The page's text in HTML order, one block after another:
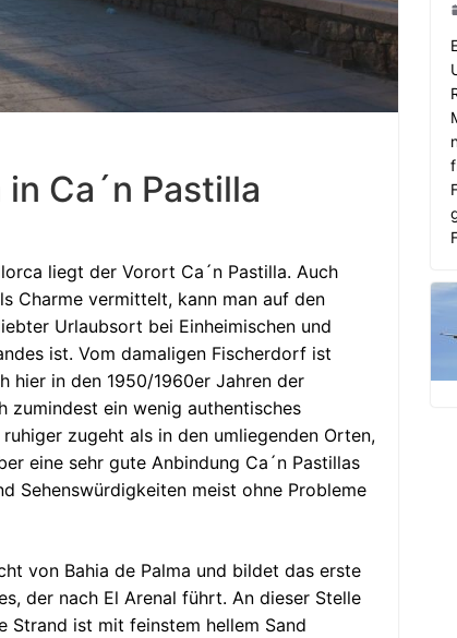
Ca´n Pastilla
liegt der Vorort Ca´n Pastilla. Auch
Charme vermittelt, kann man auf den
Urlaubsort bei Einheimischen und
ist. Vom damaligen Fischerdorf ist
hier in den 1950/1960er Jahren der
zumindest ein wenig authentisches
zugeht als in den umliegenden Orten,
eine sehr gute Anbindung Ca´n Pastillas
Sehenswürdigkeiten meist ohne Probleme
von Bahia de Palma und bildet das erste
der nach El Arenal führt. An dieser Stelle
Strand ist mit feinstem hellem Sand